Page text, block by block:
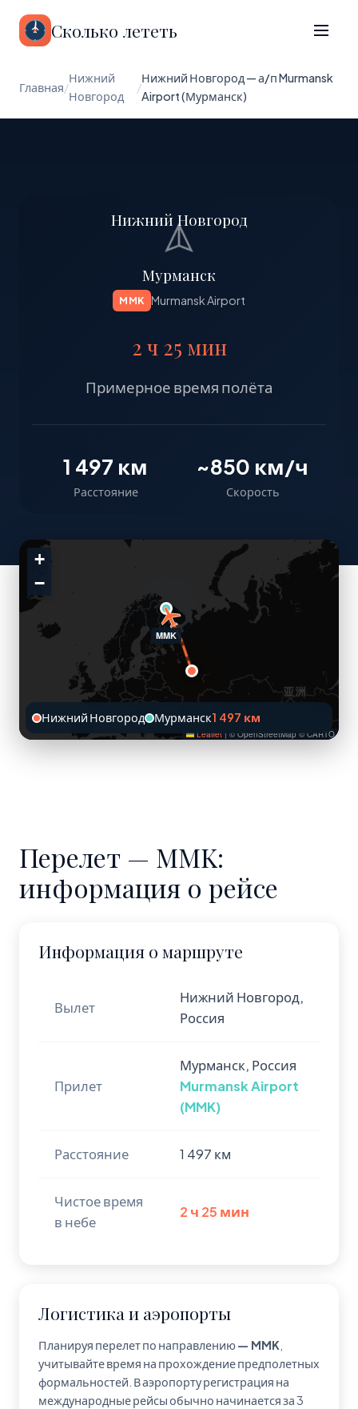
Сколько лететь
Главная/
Нижний
Новгород
/
Нижний Новгород — а/п Murmansk
Airport (Мурманск)
Нижний Новгород
Мурманск
MMK Murmansk Airport
2 ч 25 мин
Примерное время полёта
1 497 км
Расстояние
~850 км/ч
Скорость
MMK
+
−
Leaflet | © OpenStreetMap © CARTO
Нижний Новгород Мурманск1 497 км
Перелет — MMK:
информация о рейсе
Информация о маршруте
Вылет
Нижний Новгород,
Россия
Прилет
Мурманск, Россия
Murmansk Airport
(MMK)
Расстояние 1 497 км
Чистое время
в небе
2 ч 25 мин
Логистика и аэропорты
Планируя перелет по направлению— MMK
учитывайте время на прохождение предполетных
формальностей. В аэропортурегистрация на
международные рейсы обычно начинается за 3